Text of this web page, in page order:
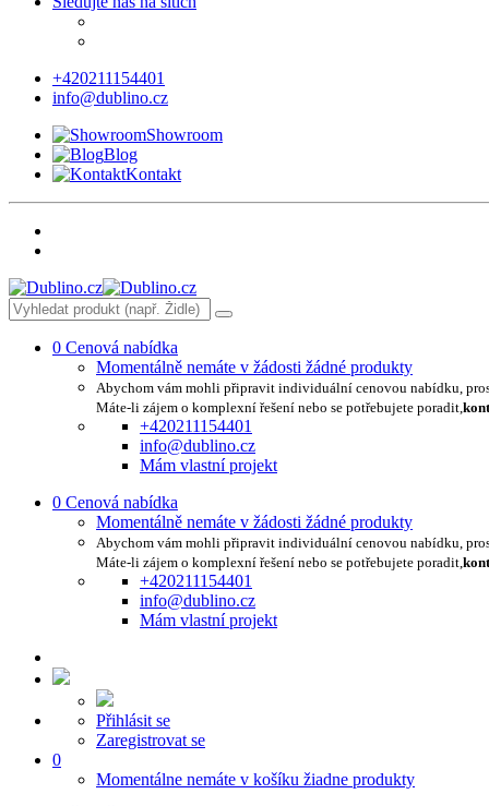
+420211154401
info@dublino.cz
Showroom
Blog
Kontakt
0 Cenová nabídka
Momentálně nemáte v žádosti žádné produkty
Abychom vám mohli připravit individuální cenovou nabídku,
Máte-li zájem o komplexní řešení nebo se potřebujete poradit,
+420211154401
info@dublino.cz
Mám vlastní projekt
0 Cenová nabídka
Momentálně nemáte v žádosti žádné produkty
Abychom vám mohli připravit individuální cenovou nabídku,
Máte-li zájem o komplexní řešení nebo se potřebujete poradit,
+420211154401
info@dublino.cz
Mám vlastní projekt
Přihlásit se
Zaregistrovat se
0
Momentálne nemáte v košíku žiadne produkty